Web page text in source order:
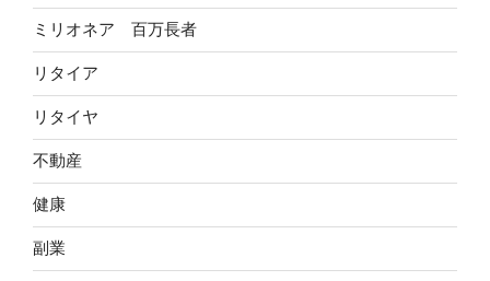
ミリオネア 百万長者
リタイア
リタイヤ
不動産
健康
副業